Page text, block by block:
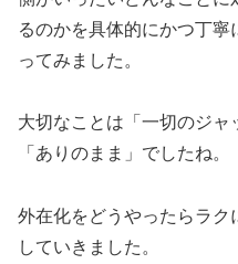
るのかを具体的にかつ丁
ってみました。
大切なことは「一切のジャ
「ありのまま」でしたね。
外在化をどうやったらラ
していきました。